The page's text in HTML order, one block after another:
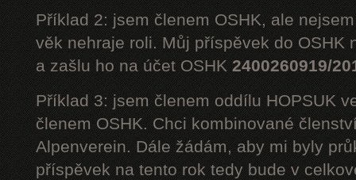
Příklad 2: jsem členem OSHK, ale
věk nehraje roli. Můj příspěvek do OSHK
a zašlu ho na účet OSHK 2400260919/
Příklad 3: jsem členem oddílu HOPSUK
členem OSHK. Chci kombinované
Alpenverein. Dále žádám, aby mi byly
příspěvek na tento rok tedy bude v